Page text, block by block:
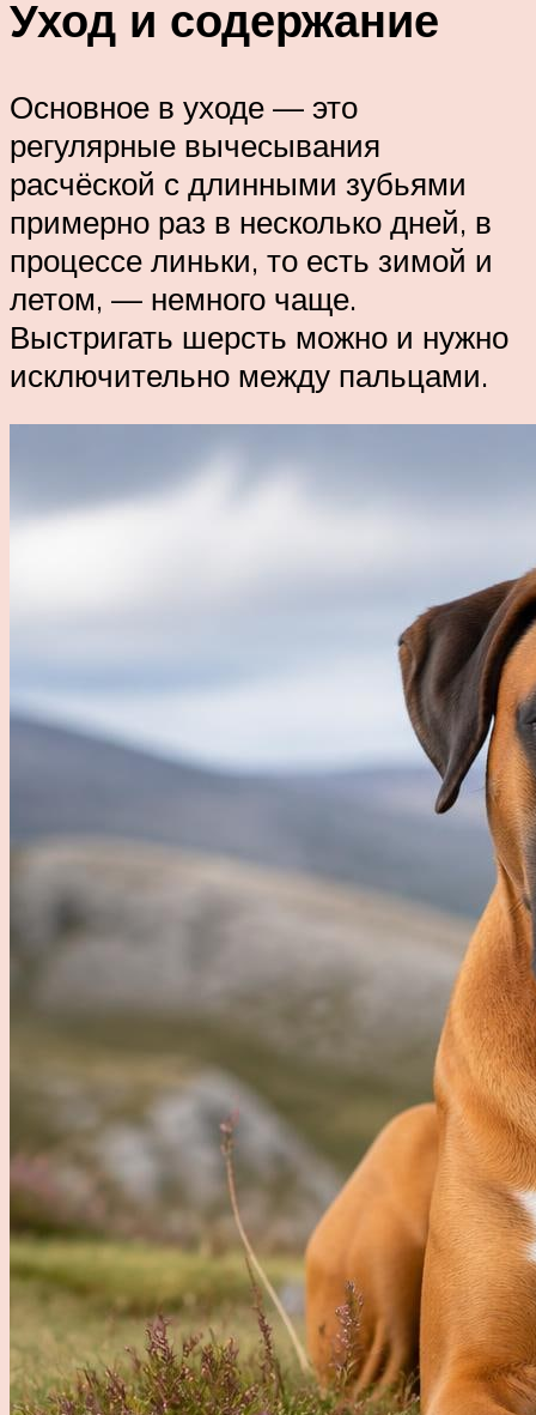
Уход и содержание
Основное в уходе — это
регулярные вычесывания
расчёской с длинными зубьями
примерно раз в несколько дней, в
процессе линьки, то есть зимой и
летом, — немного чаще.
Выстригать шерсть можно и нужно
исключительно между пальцами.